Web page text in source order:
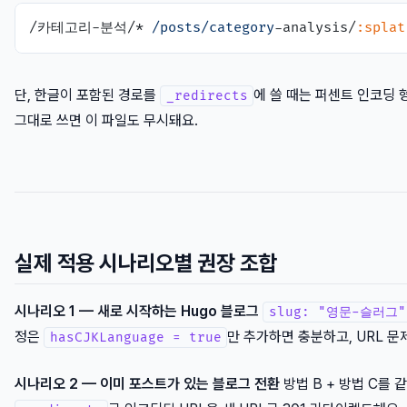
/카테고리-분석/* /posts/category-analysis/:splat
단, 한글이 포함된 경로를 _redirects 에 쓸 때는 퍼센트 인코딩
그대로 쓰면 이 파일도 무시돼요.
실제 적용 시나리오별 권장 조합
시나리오 1 — 새로 시작하는 Hugo 블로그 slug: "영문-슬러그"
정은 hasCJKLanguage = true 만 추가하면 충분하고, URL 문
시나리오 2 — 이미 포스트가 있는 블로그 전환 방법 B + 방법 C를